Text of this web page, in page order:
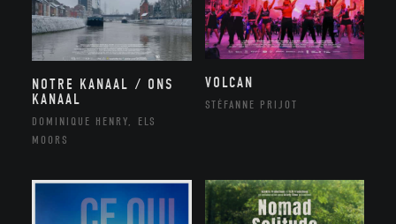
NOTRE KANAAL / ONS
KANAAL
DOMINIQUE HENRY, ELS
MOORS
VOLCAN
STÉFANNE PRIJOT